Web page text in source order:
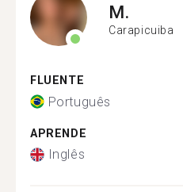
M.
Carapicuiba
FLUENTE
Português
APRENDE
Inglês